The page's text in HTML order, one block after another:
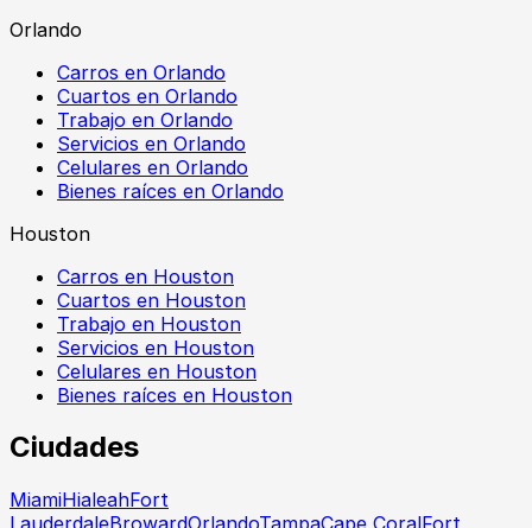
Orlando
Carros en Orlando
Cuartos en Orlando
Trabajo en Orlando
Servicios en Orlando
Celulares en Orlando
Bienes raíces en Orlando
Houston
Carros en Houston
Cuartos en Houston
Trabajo en Houston
Servicios en Houston
Celulares en Houston
Bienes raíces en Houston
Ciudades
MiamiHialeahFort